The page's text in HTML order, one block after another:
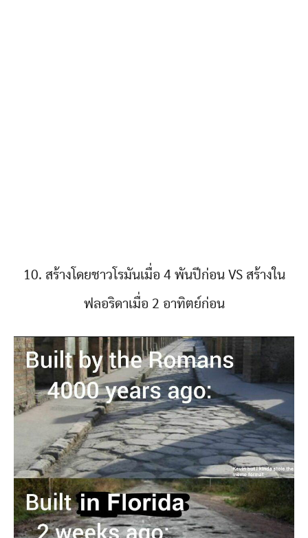
10. สร้างโดยชาวโรมันเมื่อ 4 พันปีก่อน VS สร้างใน
ฟลอริดาเมื่อ 2 อาทิตย์ก่อน